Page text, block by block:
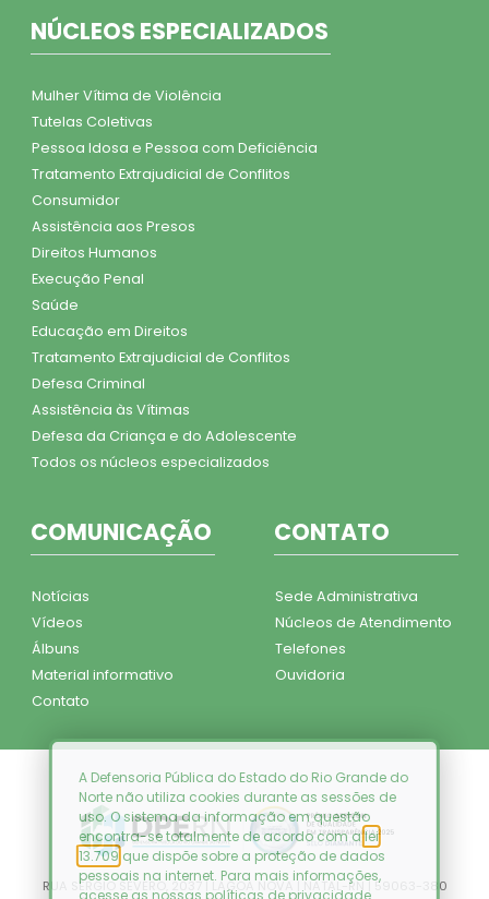
NÚCLEOS ESPECIALIZADOS
Mulher Vítima de Violência
Tutelas Coletivas
Pessoa Idosa e Pessoa com Deficiência
Tratamento Extrajudicial de Conflitos
Consumidor
Assistência aos Presos
Direitos Humanos
Execução Penal
Saúde
Educação em Direitos
Tratamento Extrajudicial de Conflitos
Defesa Criminal
Assistência às Vítimas
Defesa da Criança e do Adolescente
Todos os núcleos especializados
COMUNICAÇÃO
Notícias
Vídeos
Álbuns
Material informativo
Contato
CONTATO
Sede Administrativa
Núcleos de Atendimento
Telefones
Ouvidoria
RUA SÉRGIO SEVERO, 2037 | LAGOA NOVA | NATAL-RN | 59063-380
A Defensoria Pública do Estado do Rio Grande do
Norte não utiliza cookies durante as sessões de
uso. O sistema da informação em questão
encontra-se totalmente de acordo com alei
13.709 que dispõe sobre a proteção de dados
pessoais na internet. Para mais informações,
acesse as nossas políticas de privacidade.